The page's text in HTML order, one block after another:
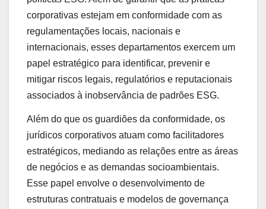
corporativas estejam em conformidade com as
regulamentações locais, nacionais e
internacionais, esses departamentos exercem um
papel estratégico para identificar, prevenir e
mitigar riscos legais, regulatórios e reputacionais
associados à inobservância de padrões ESG.
Além do que os guardiões da conformidade, os
jurídicos corporativos atuam como facilitadores
estratégicos, mediando as relações entre as áreas
de negócios e as demandas socioambientais.
Esse papel envolve o desenvolvimento de
estruturas contratuais e modelos de governança